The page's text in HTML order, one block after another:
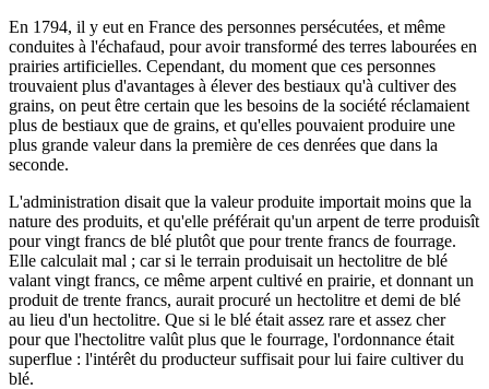
En 1794, il y eut en France des personnes persécutées, et même
conduites à l'échafaud, pour avoir transformé des terres labourées en
prairies artificielles. Cependant, du moment que ces personnes
trouvaient plus d'avantages à élever des bestiaux qu'à cultiver des
grains, on peut être certain que les besoins de la société réclamaient
plus de bestiaux que de grains, et qu'elles pouvaient produire une
plus grande valeur dans la première de ces denrées que dans la
seconde.
L'administration disait que la valeur produite importait moins que la
nature des produits, et qu'elle préférait qu'un arpent de terre produisît
pour vingt francs de blé plutôt que pour trente francs de fourrage.
Elle calculait mal ; car si le terrain produisait un hectolitre de blé
valant vingt francs, ce même arpent cultivé en prairie, et donnant un
produit de trente francs, aurait procuré un hectolitre et demi de blé
au lieu d'un hectolitre. Que si le blé était assez rare et assez cher
pour que l'hectolitre valût plus que le fourrage, l'ordonnance était
superflue : l'intérêt du producteur suffisait pour lui faire cultiver du
blé.